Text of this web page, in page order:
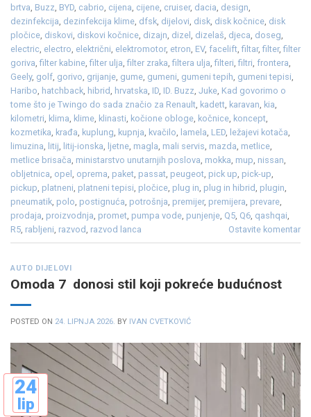
brtva, Buzz, BYD, cabrio, cijena, cijene, cruiser, dacia, design,
dezinfekcija, dezinfekcija klime, dfsk, dijelovi, disk, disk kočnice, disk
pločice, diskovi, diskovi kočnice, dizajn, dizel , dizelaš, djeca, doseg,
electric, electro, električni, elektromotor, etron, EV, facelift,filtar,filter,filter
goriva,filter kabine,filter ulja,filter zraka,filtera ulja,filteri,filtri, frontera,
Geely, golf, gorivo, grijanje, gume, gumeni, gumeni tepih, gumeni tepisi,
Haribo, hatchback, hibrid, hrvatska, ID, ID. Buzz, Juke, Kad govorimo o
tome što je Twingo do sada značio za Renault, kadett, karavan, kia,
kilometri, klima, klime, klinasti, kočione obloge, kočnice, koncept,
kozmetika, krađa, kuplung, kupnja, kvačilo, lamela, LED, ležajevi kotača,
limuzina, litij, litij-ionska, ljetne, magla, mali servis, mazda, metlice,
metlice brisača, ministarstvo unutarnjih poslova, mokka, mup, nissan,
obljetnica, opel , oprema, paket, passat, peugeot, pick up, pick-up,
pickup, platneni, platneni tepisi, pločice, plug in, plug in hibrid, plugin,
pneumatik, polo, postignuća, potrošnja, premijer, premijera, prevare,
prodaja, proizvodnja, promet, pumpa vode, punjenje, Q5, Q6, qashqai,
R5, rabljeni, razvod, razvod lanca Ostavite komentar
AUTO DIJELOVI
Omoda 7 donosi stil koji pokreće budućnost
POSTED ON 24. LIPNJA 2026. BY IVAN CVETKOVIĆ
24
lip